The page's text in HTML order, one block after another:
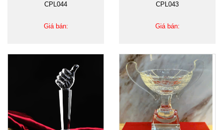
CPL044
Giá bán:
CPL043
Giá bán: